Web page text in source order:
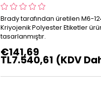
Brady tarafından üretilen M6-
Kriyojenik Polyester Etiketler
tasarlanmıştır.
€141,69
TL7.540,61 (KDV